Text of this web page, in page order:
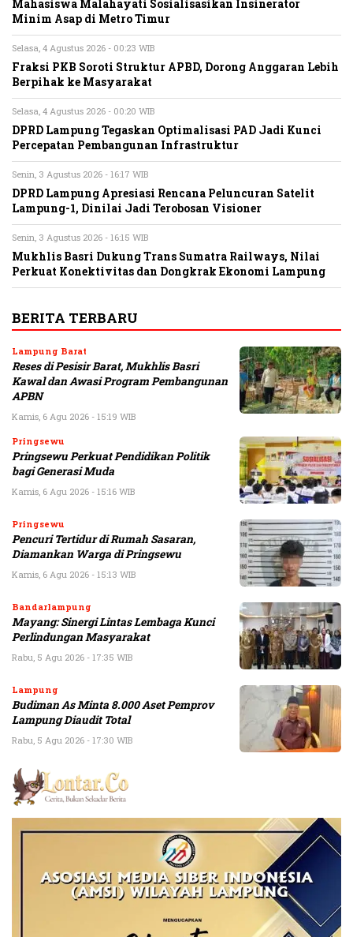
Mahasiswa Malahayati Sosialisasikan Insinerator
Minim Asap di Metro Timur
Selasa, 4 Agustus 2026 - 00:23 WIB
Fraksi PKB Soroti Struktur APBD, Dorong Anggaran Lebih
Berpihak ke Masyarakat
Selasa, 4 Agustus 2026 - 00:20 WIB
DPRD Lampung Tegaskan Optimalisasi PAD Jadi Kunci
Percepatan Pembangunan Infrastruktur
Senin, 3 Agustus 2026 - 16:17 WIB
DPRD Lampung Apresiasi Rencana Peluncuran Satelit
Lampung-1, Dinilai Jadi Terobosan Visioner
Senin, 3 Agustus 2026 - 16:15 WIB
Mukhlis Basri Dukung Trans Sumatra Railways, Nilai
Perkuat Konektivitas dan Dongkrak Ekonomi Lampung
BERITA TERBARU
Lampung Barat
Reses di Pesisir Barat, Mukhlis Basri
Kawal dan Awasi Program Pembangunan
APBN
Kamis, 6 Agu 2026 - 15:19 WIB
Pringsewu
Pringsewu Perkuat Pendidikan Politik
bagi Generasi Muda
Kamis, 6 Agu 2026 - 15:16 WIB
Pringsewu
Pencuri Tertidur di Rumah Sasaran,
Diamankan Warga di Pringsewu
Kamis, 6 Agu 2026 - 15:13 WIB
Bandarlampung
Mayang: Sinergi Lintas Lembaga Kunci
Perlindungan Masyarakat
Rabu, 5 Agu 2026 - 17:35 WIB
Lampung
Budiman As Minta 8.000 Aset Pemprov
Lampung Diaudit Total
Rabu, 5 Agu 2026 - 17:30 WIB